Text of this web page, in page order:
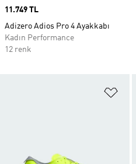
Price
11.749 TL
Adizero Adios Pro 4 Ayakkabı
Kadın Performance
12 renk